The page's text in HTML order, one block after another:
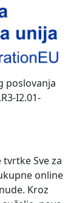
poslovanja
I2.01-
Sve za
online
Kroz